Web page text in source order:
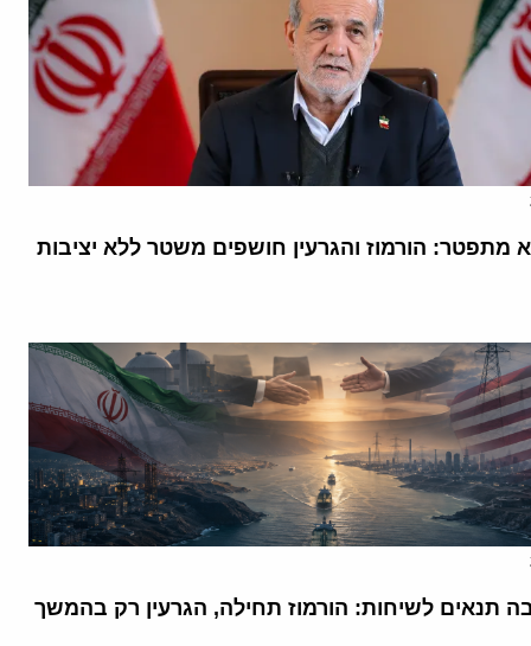
מתפטר: הורמוז והגרעין חושפים משטר ללא יציבות
תנאים לשיחות: הורמוז תחילה, הגרעין רק בהמשך